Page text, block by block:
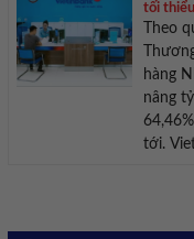
tối
Theo
hàng
nâng
tới.